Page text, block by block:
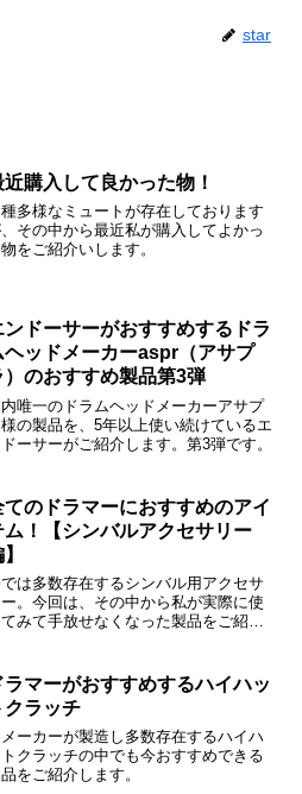
star
近購入して良かった物！
多様なミュートが存在しております
その中から最近私が購入してよかっ
をご紹介いします。
ンドーサーがおすすめするドラ
ヘッドメーカーaspr（アサプ
）のおすすめ製品第3弾
唯一のドラムヘッドメーカーアサプ
の製品を、5年以上使い続けているエ
ーサーがご紹介します。第3弾です。
てのドラマーにおすすめのアイ
ム！【シンバルアクセサリー
は多数存在するシンバル用アクセサ
ー。今回は、その中から私が実際に使
てみて手放せなくなった製品をご紹介
ラマーがおすすめするハイハッ
クラッチ
ーカーが製造し多数存在するハイハ
トクラッチの中でも今おすすめできる
をご紹介します。